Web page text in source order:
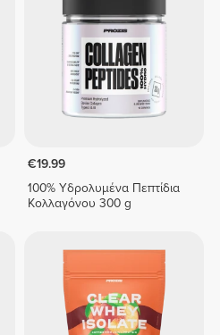
€19.99
100% Υδρολυμένα Πεπτίδια
Κολλαγόνου 300 g